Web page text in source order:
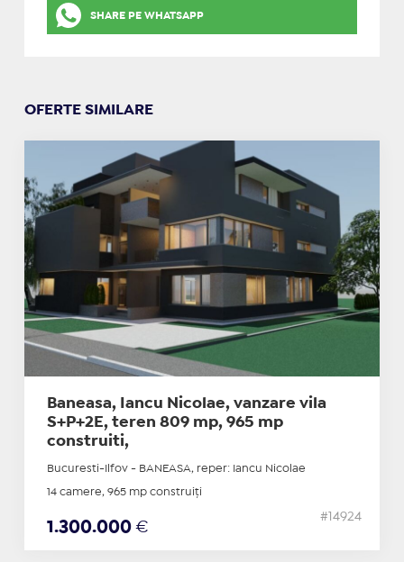
SHARE PE WHATSAPP
OFERTE SIMILARE
Baneasa, Iancu Nicolae, vanzare vila
S+P+2E, teren 809 mp, 965 mp
construiti,
Bucuresti-Ilfov - BANEASA, reper: Iancu Nicolae
14 camere, 965 mp construiți
1.300.000 €
#14924